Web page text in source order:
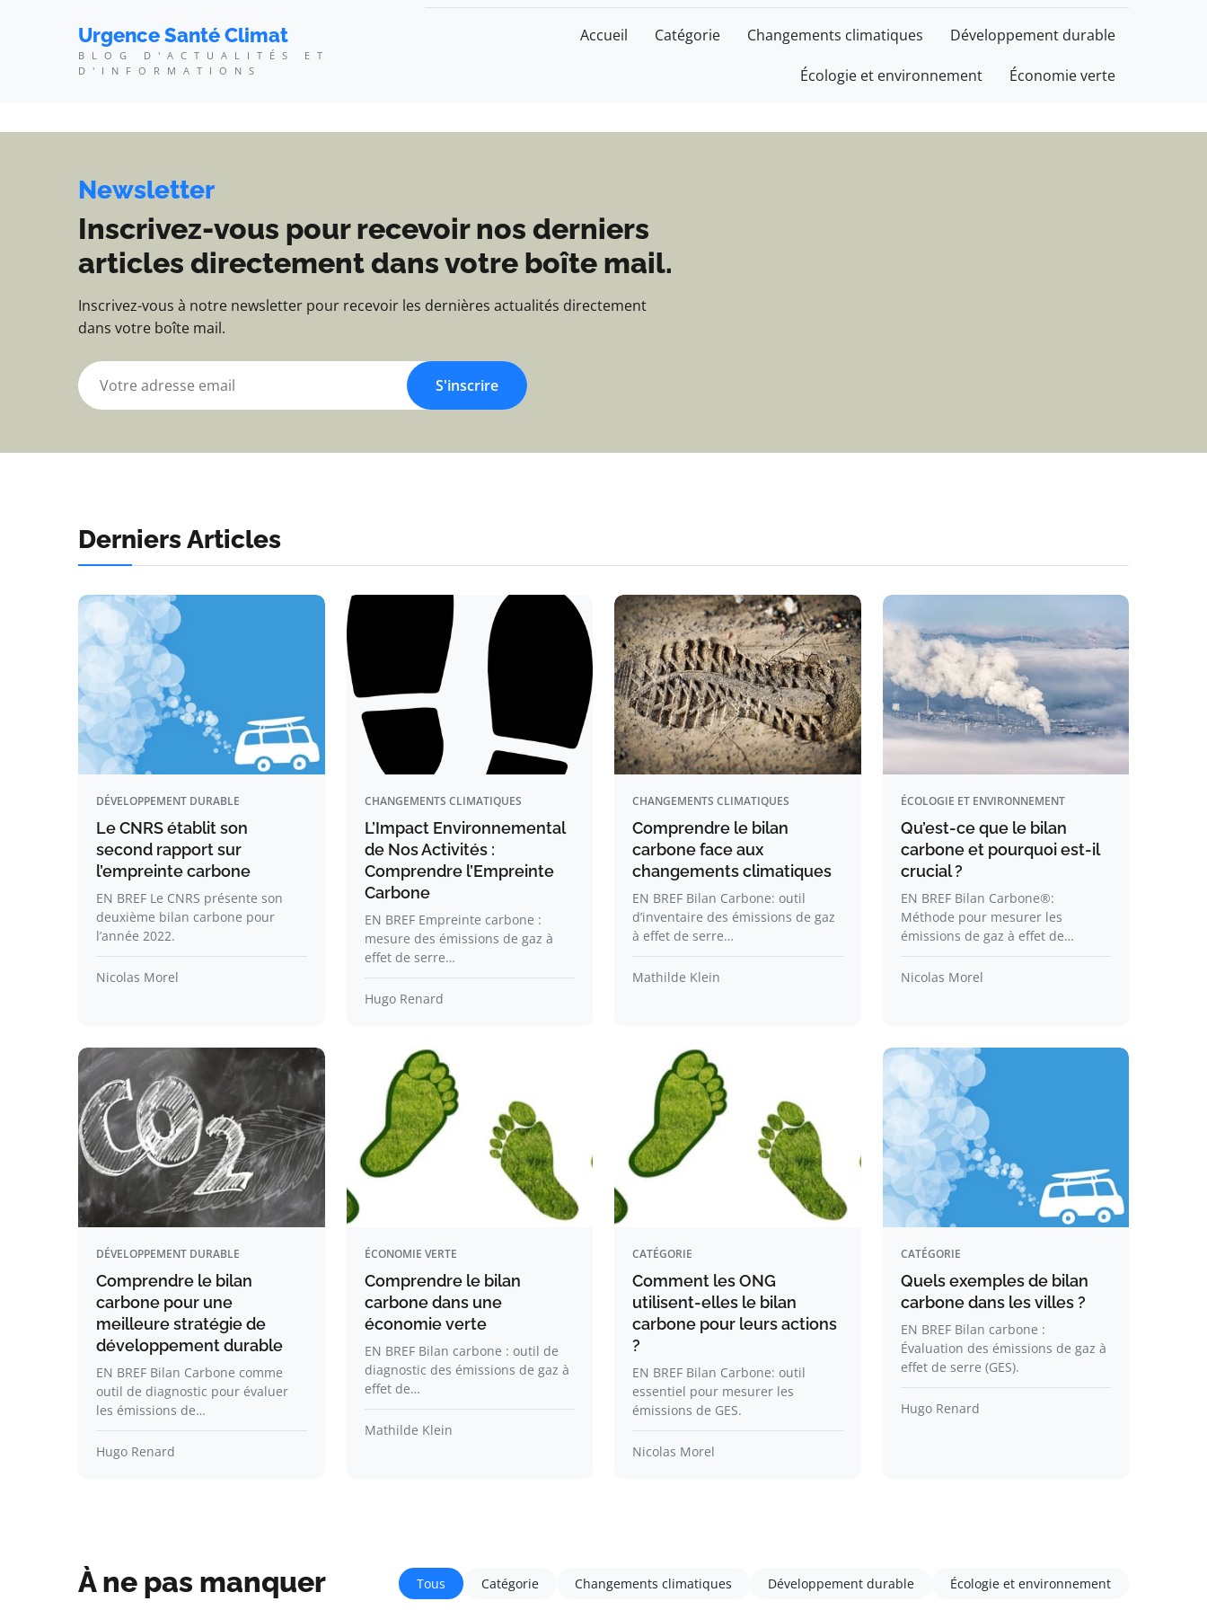
Urgence Santé Climat - Blog d'actualités et d'informations
Urgence Santé Climat
BLOG D'ACTUALITÉS ET
D'INFORMATIONS
Accueil Catégorie Changements climatiques Développement durable
Écologie et environnement Économie verte
Newsletter
Inscrivez-vous pour recevoir nos derniers
articles directement dans votre boîte mail.
Inscrivez-vous à notre newsletter pour recevoir les dernières actualités directement
dans votre boîte mail.
S'inscrire
Derniers Articles
DÉVELOPPEMENT DURABLE
Le CNRS établit son
second rapport sur
l’empreinte carbone
EN BREF Le CNRS présente son
deuxième bilan carbone pour
l’année 2022.
Nicolas Morel
CHANGEMENTS CLIMATIQUES
L’Impact Environnemental
de Nos Activités :
Comprendre l’Empreinte
Carbone
EN BREF Empreinte carbone :
mesure des émissions de gaz à
effet de serre…
Hugo Renard
CHANGEMENTS CLIMATIQUES
Comprendre le bilan
carbone face aux
changements climatiques
EN BREF Bilan Carbone: outil
d’inventaire des émissions de gaz
à effet de serre…
Mathilde Klein
ÉCOLOGIE ET ENVIRONNEMENT
Qu’est-ce que le bilan
carbone et pourquoi est-il
crucial ?
EN BREF Bilan Carbone®:
Méthode pour mesurer les
émissions de gaz à effet de…
Nicolas Morel
DÉVELOPPEMENT DURABLE
Comprendre le bilan
carbone pour une
meilleure stratégie de
développement durable
EN BREF Bilan Carbone comme
outil de diagnostic pour évaluer
les émissions de…
Hugo Renard
ÉCONOMIE VERTE
Comprendre le bilan
carbone dans une
économie verte
EN BREF Bilan carbone : outil de
diagnostic des émissions de gaz à
effet de…
Mathilde Klein
CATÉGORIE
Comment les ONG
utilisent-elles le bilan
carbone pour leurs actions
?
EN BREF Bilan Carbone: outil
essentiel pour mesurer les
émissions de GES.
Nicolas Morel
CATÉGORIE
Quels exemples de bilan
carbone dans les villes ?
EN BREF Bilan carbone :
Évaluation des émissions de gaz à
effet de serre (GES).
Hugo Renard
À ne pas manquer Tous Catégorie Changements climatiques Développement durable Écologie et environnement